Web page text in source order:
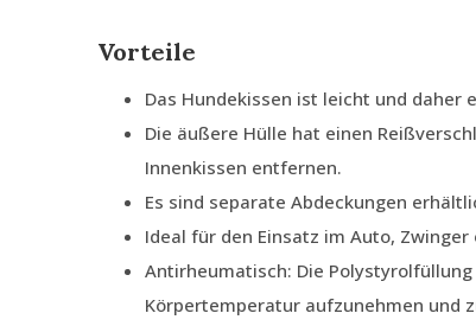
Vorteile
Das Hundekissen ist leicht und daher
Die äußere Hülle hat einen
Innenkissen entfernen.
Es sind separate Abdeckungen
Ideal für den Einsatz im Auto, Zwinger
Antirheumatisch: Die
Körpertemperatur aufzunehmen und